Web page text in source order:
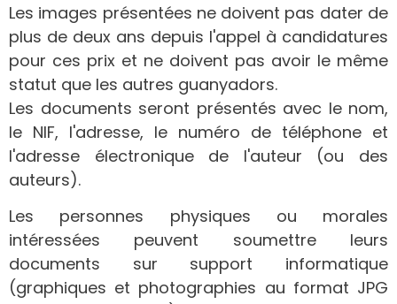
Les images présentées ne doivent pas dater de
plus de deux ans depuis l'appel à candidatures
pour ces prix et ne doivent pas avoir le même
statut que les autres guanyadors.
Les documents seront présentés avec le nom,
le NIF, l'adresse, le numéro de téléphone et
l'adresse électronique de l'auteur (ou des
auteurs).
Les personnes physiques ou morales
intéressées peuvent soumettre leurs
documents sur support informatique
(graphiques et photographies au format JPG